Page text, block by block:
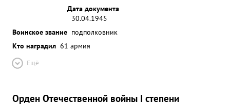
Дата документа
30.04.1945
Воинское звание подполковник
Кто наградил 61 армия
Ещё
Орден Отечественной войны I степени